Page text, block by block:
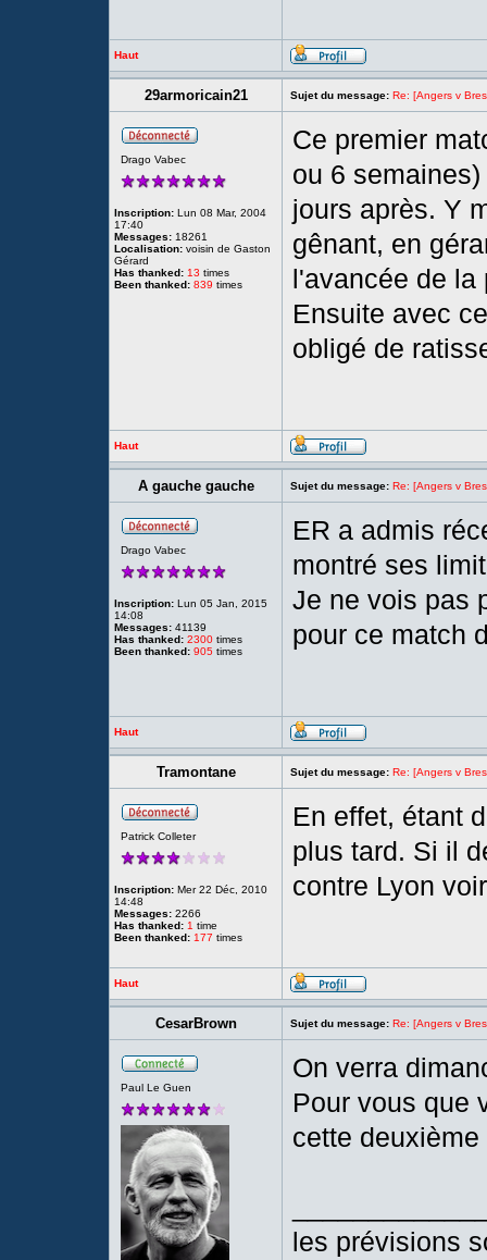
Haut
29armoricain21 Sujet du message: Re: [Angers v
Drago Vabec
Inscription: Lun 08 Mar, 2004
17:40
Messages: 18261
Localisation: voisin de Gaston
Gérard
Has thanked: 13 times
Been thanked: 839 times
Ce premier
ou 6
jours après. Y
gênant, en
l'avancée de la
Ensuite avec
obligé de
Haut
A gauche gauche Sujet du message: Re: [Angers v
Drago Vabec
Inscription: Lun 05 Jan, 2015
14:08
Messages: 41139
Has thanked: 2300 times
Been thanked: 905 times
ER a admis
montré ses
Je ne vois pas
pour ce match
Haut
Tramontane Sujet du message: Re: [Angers v
Patrick Colleter
Inscription: Mer 22 Déc, 2010
14:48
Messages: 2266
Has thanked: 1 time
Been thanked: 177 times
En effet, étant
plus tard. Si il
contre Lyon
Haut
CesarBrown Sujet du message: Re: [Angers v
Paul Le Guen
On verra
Pour vous que
cette
les prévisions